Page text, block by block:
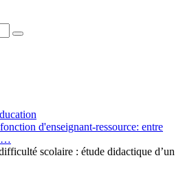
d'enseignant-ressource: entre
…
scolaire : étude didactique d’un